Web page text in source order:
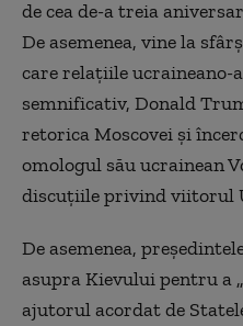
de cea de-a treia
De asemenea, vine la
care relaţiile ucraineano-
semnificativ, Donald
retorica Moscovei şi
omologul său ucrainean
discuţiile privind viitorul
De asemenea,
asupra Kievului pentru a
ajutorul acordat de